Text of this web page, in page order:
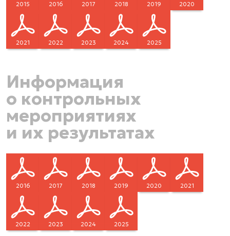
2015 2016 2017 2018 2019 2020
2021 2022 2023 2024 2025
Информация
о контрольных
мероприятиях
и их результатах
2016 2017 2018 2019 2020 2021
2022 2023 2024 2025